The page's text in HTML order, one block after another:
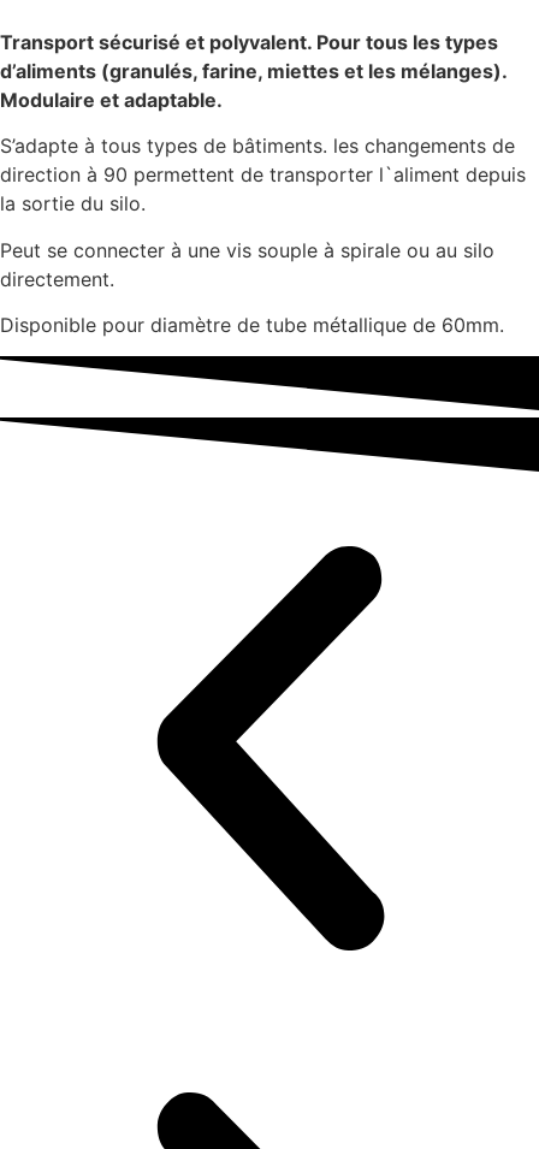
Transport sécurisé et polyvalent. Pour tous les types
d’aliments (granulés, farine, miettes et les mélanges).
Modulaire et adaptable.
S’adapte à tous types de bâtiments. les changements de
direction à 90 permettent de transporter l`aliment depuis
la sortie du silo.
Peut se connecter à une vis souple à spirale ou au silo
directement.
Disponible pour diamètre de tube métallique de 60mm.